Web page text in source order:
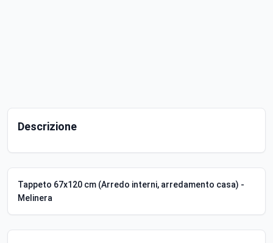
Descrizione
Tappeto 67x120 cm (Arredo interni, arredamento casa) -
Melinera